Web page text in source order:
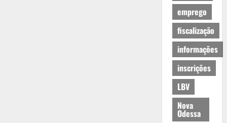
emprego
fiscalização
informações
inscrições
LBV
Nova
Odessa